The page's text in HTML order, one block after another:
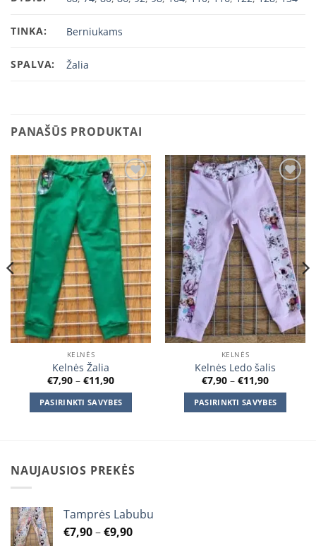
TINKA: Berniukams
SPALVA: Žalia
PANAŠŪS PRODUKTAI
Add to
wishlist
KELNĖS
Kelnės Žalia
€7,90 – €11,90Price
€7,90
through
€11,90
PASIRINKTI SAVYBES
multiple
variants.
options
may
be
Add to
wishlist
KELNĖS
Kelnės Ledo šalis
€7,90 – €11,90Price
€7,90
through
€11,90
PASIRINKTI SAVYBES
NAUJAUSIOS PREKĖS
Tamprės Labubu
€7,90–€9,90Price